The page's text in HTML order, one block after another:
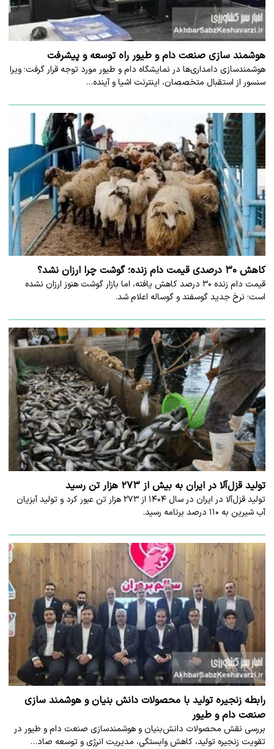
هوشمند سازی صنعت دام و طیور راه توسعه و پیشرفت
هوشمندسازی دامداری‌ها در نمایشگاه دام و طیور مورد توجه قرار گرفت؛ ویرا
سنسور از استقبال متخصصان، اینترنت اشیا و آینده…
کاهش ۳۰ درصدی قیمت دام زنده؛ گوشت چرا ارزان نشد؟
قیمت دام زنده ۳۰ درصد کاهش یافته، اما بازار گوشت هنوز ارزان نشده
است؛ نرخ جدید گوسفند و گوساله اعلام شد.
تولید قزل‌آلا در ایران به بیش از ۲۷۳ هزار تن رسید
تولید قزل‌آلا در ایران در سال ۱۴۰۴ از ۲۷۳ هزار تن عبور کرد و تولید آبزیان
آب شیرین به ۱۱۰ درصد برنامه رسید.
رابطه زنجیره تولید با محصولات دانش بنیان و هوشمند سازی
صنعت دام و طیور
بررسی نقش محصولات دانش‌بنیان و هوشمندسازی صنعت دام و طیور در
تقویت زنجیره تولید، کاهش وابستگی، مدیریت انرژی و توسعه صاد…